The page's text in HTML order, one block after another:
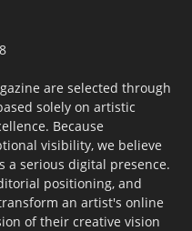
are selected through
solely on artistic
Because
visibility, we believe
a serious digital presence.
positioning, and
an artist's online
of their creative vision